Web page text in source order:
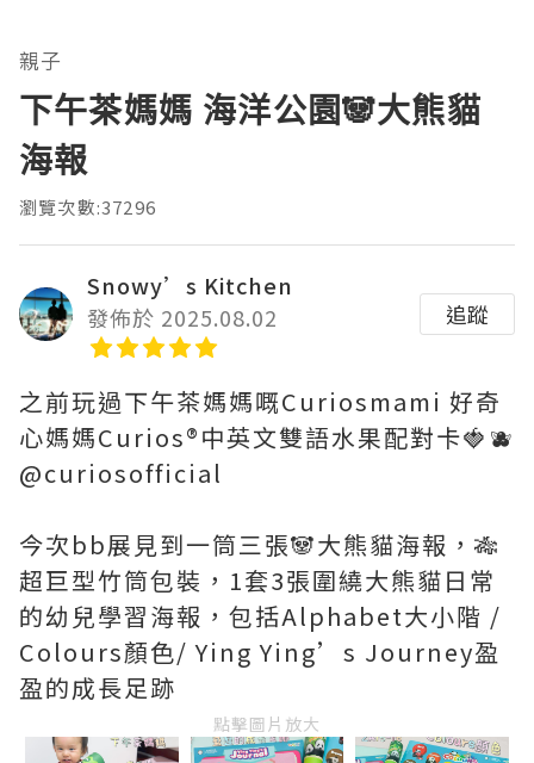
親子
下午茶媽媽 海洋公園🐼大熊貓
海報
瀏覽次數:37296
Snowy’s Kitchen
發佈於 2025.08.02
追蹤
之前玩過下午茶媽媽嘅Curiosmami 好奇
心媽媽Curios®️中英文雙語水果配對卡🍓🫐
@curiosofficial
今次bb展見到一筒三張🐼大熊貓海報，🎋
超巨型竹筒包裝，1套3張圍繞大熊貓日常
的幼兒學習海報，包括Alphabet大小階 /
Colours顏色/ Ying Ying’s Journey盈
盈的成長足跡
點擊圖片放大